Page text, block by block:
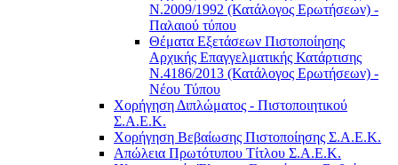
Ν.2009/1992 (Κατάλογος Ερωτήσεων) -
Παλαιού τύπου
Θέματα Εξετάσεων Πιστοποίησης
Αρχικής Επαγγελματικής Κατάρτισης
Ν.4186/2013 (Κατάλογος Ερωτήσεων) -
Νέου Τύπου
Χορήγηση Διπλώματος - Πιστοποιητικού
Σ.Α.Ε.Κ.
Χορήγηση Βεβαίωσης Πιστοποίησης Σ.Α.Ε.Κ.
Απώλεια Πρωτότυπου Τίτλου Σ.Α.Ε.Κ.